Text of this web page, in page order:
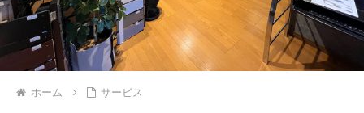
ホーム サービス